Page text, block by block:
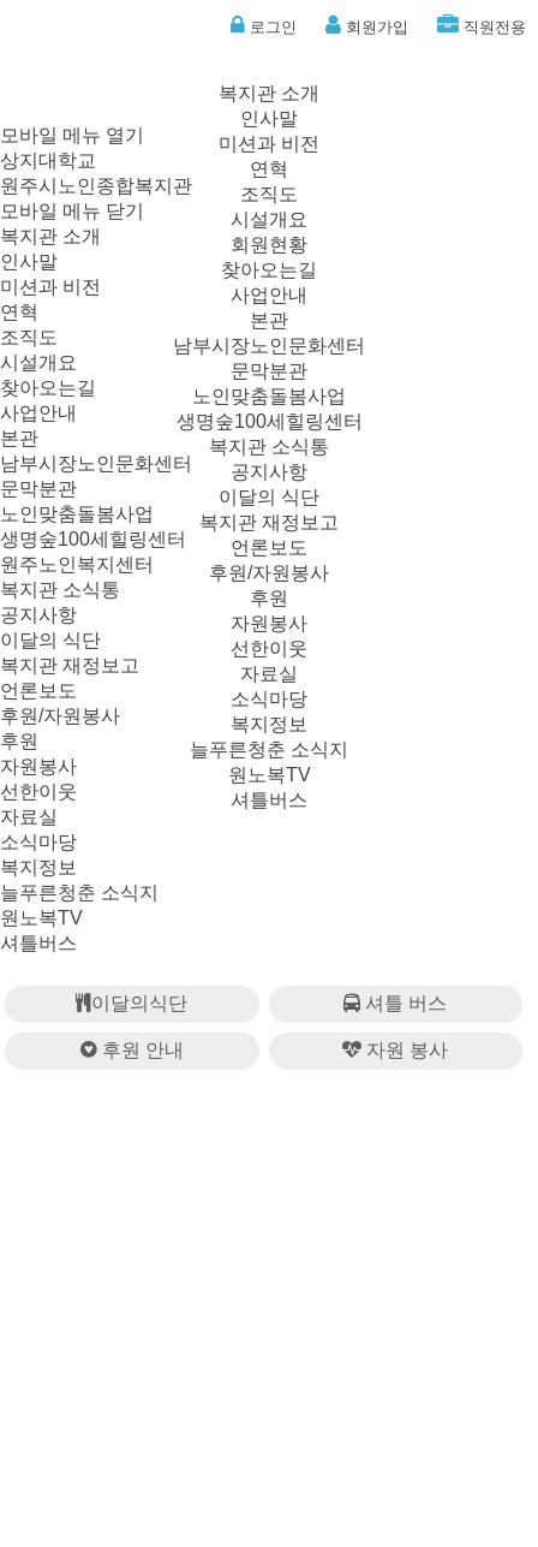
로그인 회원가입 직원전용
복지관 소개
인사말
미션과 비전
연혁
조직도
시설개요
회원현황
찾아오는길
사업안내
본관
남부시장노인문화센터
문막분관
노인맞춤돌봄사업
생명숲100세힐링센터
복지관 소식통
공지사항
이달의 식단
복지관 재정보고
언론보도
후원/자원봉사
후원
자원봉사
선한이웃
자료실
소식마당
복지정보
늘푸른청춘 소식지
원노복TV
셔틀버스
모바일 메뉴 열기
상지대학교
원주시노인종합복지관
모바일 메뉴 닫기
복지관 소개
인사말
미션과 비전
연혁
조직도
시설개요
찾아오는길
사업안내
본관
남부시장노인문화센터
문막분관
노인맞춤돌봄사업
생명숲100세힐링센터
원주노인복지센터
복지관 소식통
공지사항
이달의 식단
복지관 재정보고
언론보도
후원/자원봉사
후원
자원봉사
선한이웃
자료실
소식마당
복지정보
늘푸른청춘 소식지
원노복TV
셔틀버스
이달의식단 셔틀 버스
후원 안내 자원 봉사